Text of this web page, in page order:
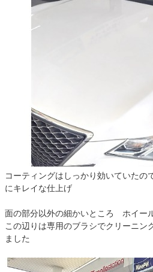
コーティングはしっかり効いていたの
にキレイな仕上げ
面の部分以外の細かいところ ホイー
この辺りは専用のブラシでクリーニ
ました